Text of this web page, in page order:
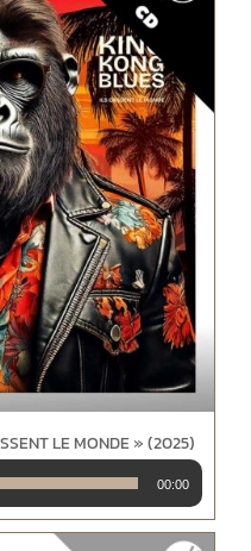
LE MONDE » (2025)
00:00